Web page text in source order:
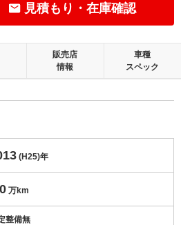
見積もり・在庫確認
販売店
情報
車種
スペック
(H25)年
万km
整備無